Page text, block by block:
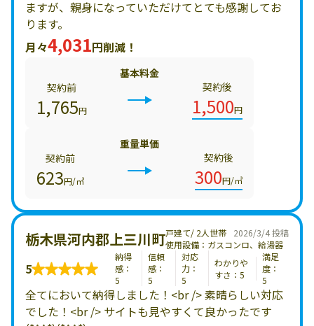
ますが、親身になっていただけてとても感謝してお
ります。
月々4,031円削減！
基本料金
契約前
1,765円
契約後
1,500円
重量単価
契約前
623円/㎥
契約後
300円/㎥
2026/3/4 投稿
栃木県河内郡上三川町戸建て/ 2人世帯
使用設備：ガスコンロ、給湯器
5
納得
感：
5
信頼
感：
5
対応
力：
5
わかりや
すさ：5
満足
度：
5
全てにおいて納得しました！<br /> 素晴らしい対応
でした！<br /> サイトも見やすくて良かったです